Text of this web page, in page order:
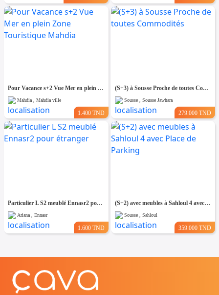
Pour Vacance s+2 Vue Mer en plein Zone Touristique Mahdia
Mahdia , Mahdia ville
1.400 TND
(S+3) à Sousse Proche de toutes Commodités
Sousse , Sousse Jawhara
279.000 TND
Particulier L S2 meublé Ennasr2 pour étranger
Ariana , Ennasr
1.600 TND
(S+2) avec meubles à Sahloul 4 avec Place de Parking
Sousse , Sahloul
359.000 TND